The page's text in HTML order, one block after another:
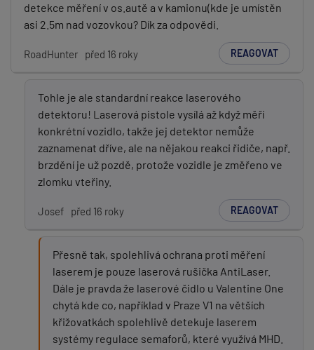
detekce měření v os.autě a v kamionu(kde je umístěn
asi 2.5m nad vozovkou? Dík za odpovědi.
RoadHunter před 16 roky REAGOVAT
Tohle je ale standardní reakce laserového
detektoru! Laserová pistole vysílá až když měří
konkrétní vozidlo, takže jej detektor nemůže
zaznamenat dříve, ale na nějakou reakci řidiče, např.
brzdění je už pozdě, protože vozidle je změřeno ve
zlomku vteřiny.
Josef před 16 roky REAGOVAT
Přesně tak, spolehlivá ochrana proti měření
laserem je pouze laserová rušička AntiLaser.
Dále je pravda že laserové čidlo u Valentine One
chytá kde co, například v Praze V1 na větších
křižovatkách spolehlivě detekuje laserem
systémy regulace semaforů, které využívá MHD.